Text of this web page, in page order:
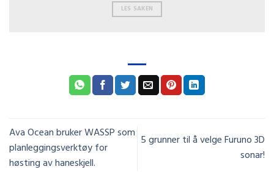
LES SAKEN
Ava Ocean bruker WASSP som
planleggingsverktøy for
høsting av haneskjell.
5 grunner til å velge Furuno 3D
sonar!